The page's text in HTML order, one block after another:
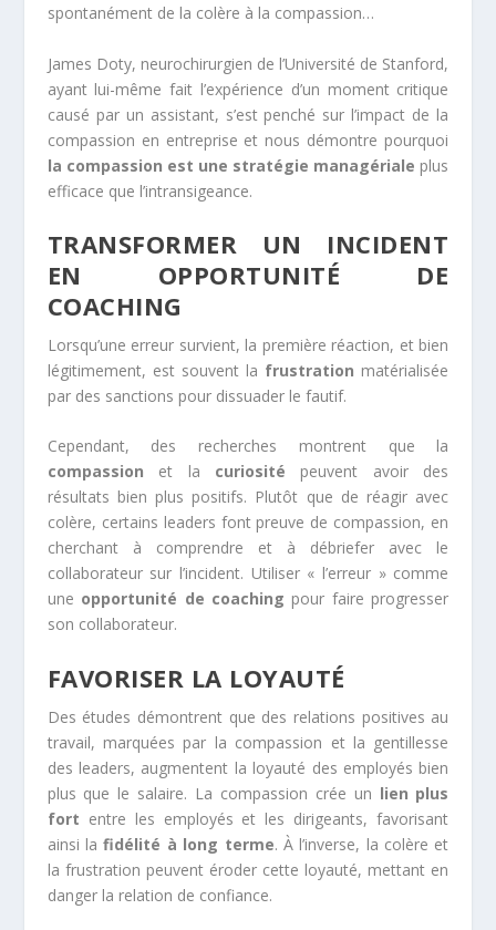
spontanément de la colère à la compassion…
James Doty, neurochirurgien de l’Université de Stanford,
ayant lui-même fait l’expérience d’un moment critique
causé par un assistant, s’est penché sur l’impact de la
compassion en entreprise et nous démontre pourquoi
la compassion est une stratégie managériale plus
efficace que l’intransigeance.
TRANSFORMER UN INCIDENT
EN OPPORTUNITÉ DE
COACHING
Lorsqu’une erreur survient, la première réaction, et bien
légitimement, est souvent la frustration matérialisée
par des sanctions pour dissuader le fautif.
Cependant, des recherches montrent que la
compassion et la curiosité peuvent avoir des
résultats bien plus positifs. Plutôt que de réagir avec
colère, certains leaders font preuve de compassion, en
cherchant à comprendre
et à débriefer avec le
collaborateur sur l’incident. Utiliser « l’erreur » comme
une opportunité de coaching pour faire progresser
son collaborateur.
FAVORISER LA LOYAUTÉ
Des études démontrent que des relations positives au
travail, marquées par la compassion et la gentillesse
des leaders, augmentent la loyauté des employés bien
plus que le salaire. La compassion crée un lien plus
fort entre les employés et les dirigeants, favorisant
ainsi lafidélité à long terme. À l’inverse, la colère et
la frustration peuvent éroder cette loyauté, mettant en
danger la relation de confiance.